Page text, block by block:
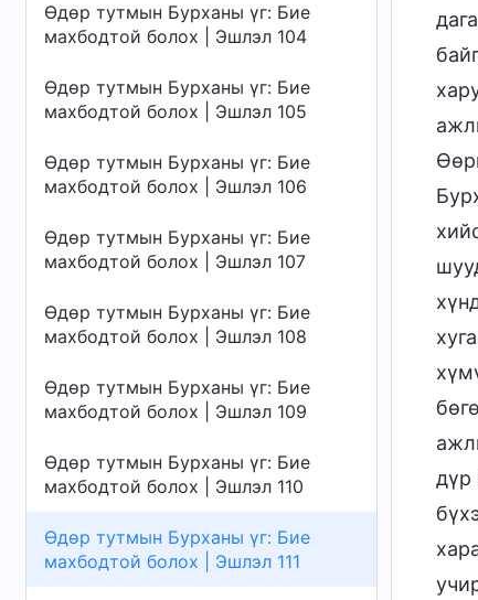
Өдөр тутмын Бурханы үг: Бие
махбодтой болох | Эшлэл 104
Өдөр тутмын Бурханы үг: Бие
махбодтой болох | Эшлэл 105
Өдөр тутмын Бурханы үг: Бие
махбодтой болох | Эшлэл 106
Өдөр тутмын Бурханы үг: Бие
махбодтой болох | Эшлэл 107
Өдөр тутмын Бурханы үг: Бие
махбодтой болох | Эшлэл 108
Өдөр тутмын Бурханы үг: Бие
махбодтой болох | Эшлэл 109
Өдөр тутмын Бурханы үг: Бие
махбодтой болох | Эшлэл 110
Өдөр тутмын Бурханы үг: Бие
махбодтой болох | Эшлэл 111
дүр